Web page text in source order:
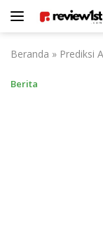
Beranda » Prediksi
Berita